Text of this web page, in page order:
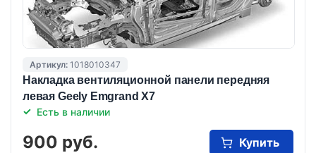
Артикул: 1018010347
Накладка вентиляционной панели передняя
левая Geely Emgrand X7
Есть в наличии
900 руб. Купить